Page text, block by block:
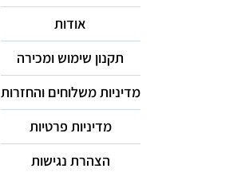
אודות
תקנון שימוש ומכירה
מדיניות משלוחים והחזרות
מדיניות פרטיות
הצהרת נגישות